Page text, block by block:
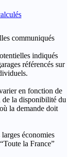
communiqués
indiqués
référencés sur
en fonction de
de la disponibilité du
la demande doit
économies
la France”